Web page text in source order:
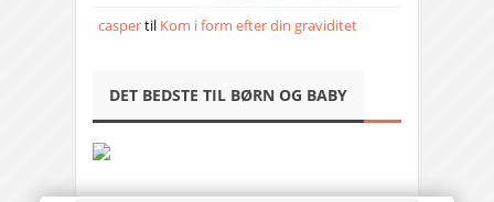
caspertil Kom i form efter din graviditet
DET BEDSTE TIL BØRN OG BABY